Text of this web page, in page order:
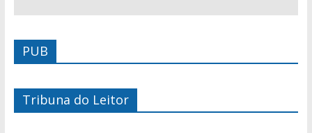
PUB
Tribuna do Leitor